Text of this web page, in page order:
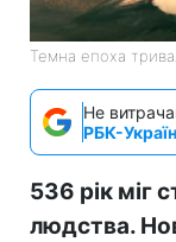
Темна епоха
Не
РБК-
536 рік міг
людства.